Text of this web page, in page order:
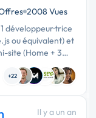
2008 Vues
développeur·trice
ou équivalent) et
site (Home + 3
3D
+22
Il y a un an